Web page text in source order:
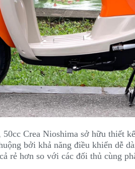
50cc Crea Nioshima sở hữu thiết
bởi khả năng điều khiển dễ
rẻ hơn so với các đối thủ cùng